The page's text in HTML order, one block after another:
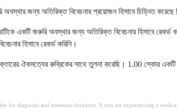
অবস্থার জন্য অতিরিক্ত বিবেচনার প্রয়োজন হিসাবে চিহ্নিত করেছে
একটি জরুরি অবস্থার জন্য অতিরিক্ত বিবেচনার হিসাবে রেকর্ড
হিসাবে রেকর্ড করিনি।
ঐকমত্যের রুব্রিকের সাথে তুলনা করেছি। 1.00 স্কোর একটি
diagnosis and treatment decisions. If you are experiencing a